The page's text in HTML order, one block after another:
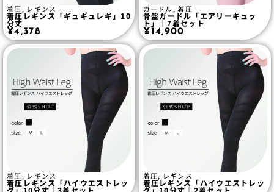
着圧, レギンス
着圧レギンス「ギュギュレギ」10
分丈
¥4,378
ガードル,着圧
骨盤ガードル「エアリーキュッ
ト」｜7着セット
¥14,900
着圧, レギンス
着圧レギンス「ハイウエストレッ
グ」10分丈｜3着セット
着圧, レギンス
着圧レギンス「ハイウエストレッ
グ」10分丈｜2着セット